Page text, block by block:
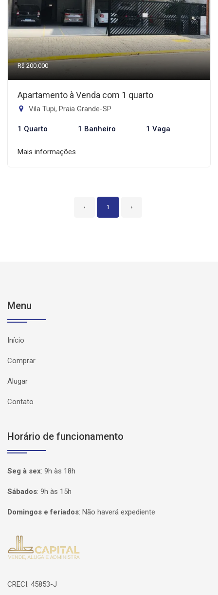
R$ 200.000
Apartamento à Venda com 1 quarto
Vila Tupi, Praia Grande-SP
1 Quarto 1 Banheiro 1 Vaga
Mais informações
‹ 1 ›
Menu
Início
Comprar
Alugar
Contato
Horário de funcionamento
Seg à sex: 9h às 18h
Sábados: 9h às 15h
Domingos e feriados: Não haverá expediente
Página inicial
CRECI: 45853-J